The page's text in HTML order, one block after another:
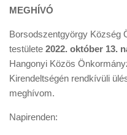
MEGHÍVÓ
Borsodszentgyörgy Község
testülete 2022. október 13.
Hangonyi Közös
Kirendeltségén rendkívüli
meghívom.
Napirenden: